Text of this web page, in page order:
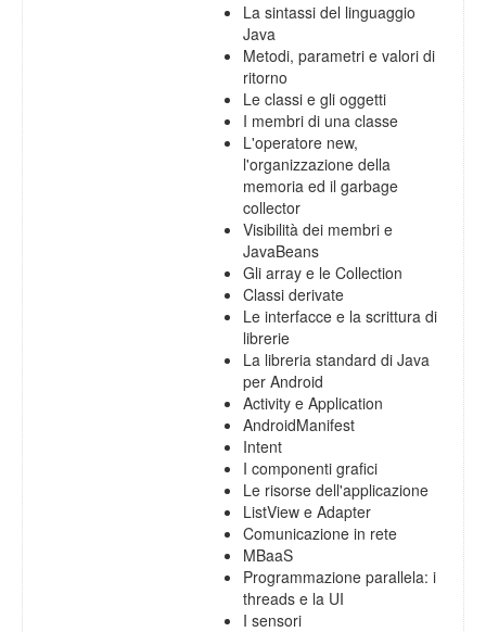
La sintassi del linguaggio
Java
Metodi, parametri e valori di
ritorno
Le classi e gli oggetti
I membri di una classe
L'operatore new,
l'organizzazione della
memoria ed il garbage
collector
Visibilità dei membri e
JavaBeans
Gli array e le Collection
Classi derivate
Le interfacce e la scrittura di
librerie
La libreria standard di Java
per Android
Activity e Application
AndroidManifest
Intent
I componenti grafici
Le risorse dell'applicazione
ListView e Adapter
Comunicazione in rete
MBaaS
Programmazione parallela: i
threads e la UI
I sensori